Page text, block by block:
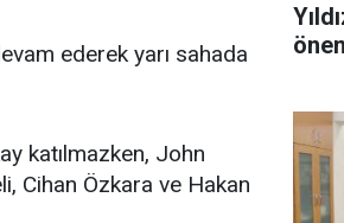
ederek yarı sahada
katılmazken, John
Cihan Özkara ve Hakan